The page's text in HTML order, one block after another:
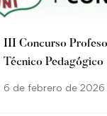
III Concurso
Técnico Pedagógico
6 de febrero de 2026